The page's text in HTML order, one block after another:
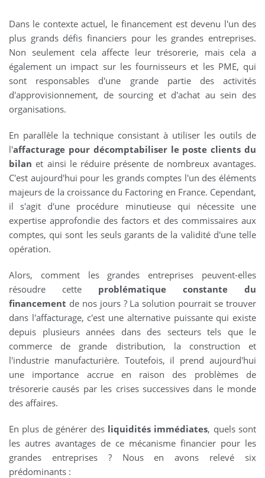
Dans le contexte actuel, le financement est devenu l'un des
plus grands défis financiers pour les grandes entreprises.
Non seulement cela affecte leur trésorerie, mais cela a
également un impact sur les fournisseurs et les PME, qui
sont responsables d'une grande partie des activités
d'approvisionnement, de sourcing et d'achat au sein des
organisations.
En parallèle la technique consistant à utiliser les outils de
l'affacturage pour décomptabiliser le poste clients du
bilan et ainsi le réduire présente de nombreux avantages.
C'est aujourd'hui pour les grands comptes l'un des éléments
majeurs de la croissance du Factoring en France. Cependant,
il s'agit d'une procédure minutieuse qui nécessite une
expertise approfondie des factors et des commissaires aux
comptes, qui sont les seuls garants de la validité d'une telle
opération.
Alors, comment les grandes entreprises peuvent-elles
résoudre cette problématique constante du
financement de nos jours ? La solution pourrait se trouver
dans l'affacturage, c'est une alternative puissante qui existe
depuis plusieurs années dans des secteurs tels que le
commerce de grande distribution, la construction et
l'industrie manufacturière. Toutefois, il prend aujourd'hui
une importance accrue en raison des problèmes de
trésorerie causés par les crises successives dans le monde
des affaires.
En plus de générer des liquidités immédiates, quels sont
les autres avantages de ce mécanisme financier pour les
grandes entreprises ? Nous en avons relevé six
prédominants :